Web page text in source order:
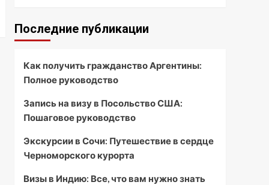
Последние публикации
Как получить гражданство Аргентины:
Полное руководство
Запись на визу в Посольство США:
Пошаговое руководство
Экскурсии в Сочи: Путешествие в сердце
Черноморского курорта
Визы в Индию: Все, что вам нужно знать